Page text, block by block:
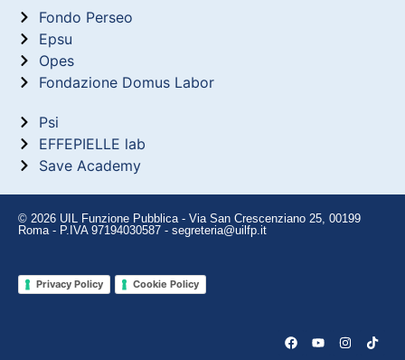
Fondo Perseo
Epsu
Opes
Fondazione Domus Labor
Psi
EFFEPIELLE lab
Save Academy
© 2026 UIL Funzione Pubblica - Via San Crescenziano 25, 00199
Roma - P.IVA 97194030587 - segreteria@uilfp.it
Privacy Policy Cookie Policy